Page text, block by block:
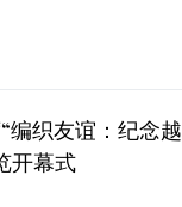
编织友谊：纪念越
开幕式